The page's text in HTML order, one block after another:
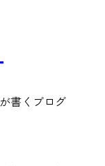
書くブログ